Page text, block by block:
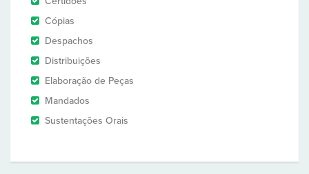
Cópias
Despachos
Distribuições
Elaboração de Peças
Mandados
Sustentações Orais